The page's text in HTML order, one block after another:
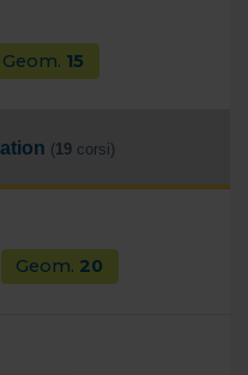
Geom. 15
(19 corsi)
Geom. 20